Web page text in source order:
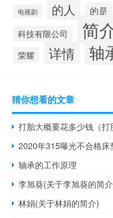
电视剧 的人 的是
科技有限公司 简
荣耀 详情 轴
猜你想看的文章
打胎大概要花多少钱（打
2020年315曝光不合格床
轴承的工作原理
李旭葵(关于李旭葵的简
林娟(关于林娟的简介)